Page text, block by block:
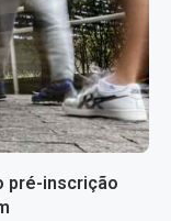
pré-inscrição